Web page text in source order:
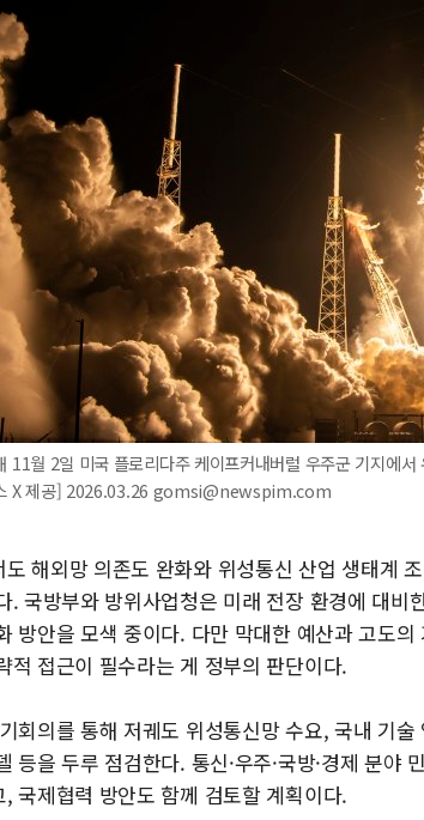
11월 2일 미국 플로리다주 케이프커내버럴 우주군 기지에
X 제공] 2026.03.26 gomsi@newspim.com
도 해외망 의존도 완화와 위성통신 산업 생태계
. 국방부와 방위사업청은 미래 전장 환경에 대비
방안을 모색 중이다. 다만 막대한 예산과 고도
적 접근이 필수라는 게 정부의 판단이다.
회의를 통해 저궤도 위성통신망 수요, 국내 기
등을 두루 점검한다. 통신·우주·국방·경제 분야
, 국제협력 방안도 함께 검토할 계획이다.